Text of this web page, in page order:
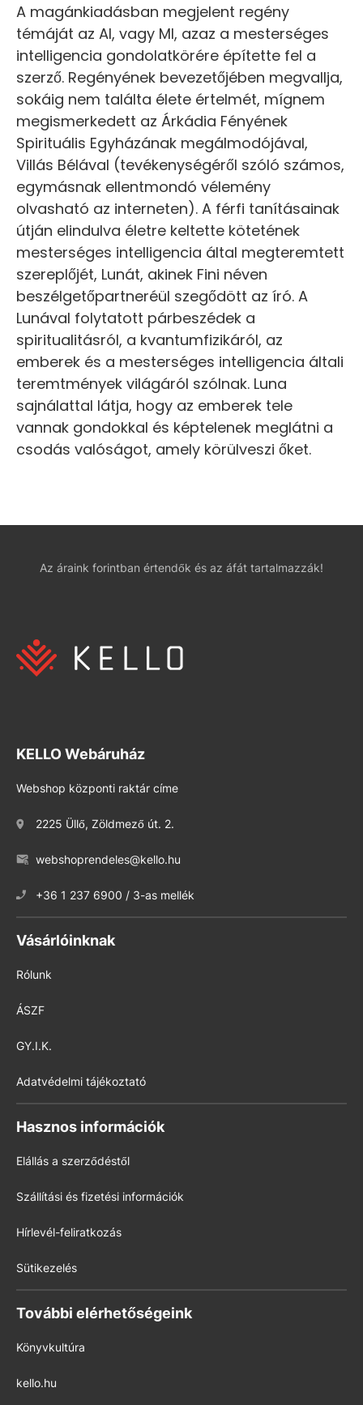
A magánkiadásban megjelent regény
témáját az AI, vagy MI, azaz a mesterséges
intelligencia gondolatkörére építette fel a
szerző. Regényének bevezetőjében megvallja,
sokáig nem találta élete értelmét, mígnem
megismerkedett az Árkádia Fényének
Spirituális Egyházának megálmodójával,
Villás Bélával (tevékenységéről szóló számos,
egymásnak ellentmondó vélemény
olvasható az interneten). A férfi tanításainak
útján elindulva életre keltette kötetének
mesterséges intelligencia által megteremtett
szereplőjét, Lunát, akinek Fini néven
beszélgetőpartneréül szegődött az író. A
Lunával folytatott párbeszédek a
spiritualitásról, a kvantumfizikáról, az
emberek és a mesterséges intelligencia általi
teremtmények világáról szólnak. Luna
sajnálattal látja, hogy az emberek tele
vannak gondokkal és képtelenek meglátni a
csodás valóságot, amely körülveszi őket.
Az áraink forintban értendők és az áfát tartalmazzák!
KELLO Webáruház
Webshop központi raktár címe
2225 Üllő, Zöldmező út. 2.
webshoprendeles@kello.hu
+36 1 237 6900 / 3-as mellék
Vásárlóinknak
Rólunk
ÁSZF
GY.I.K.
Adatvédelmi tájékoztató
Hasznos információk
Elállás a szerződéstől
Szállítási és fizetési információk
Hírlevél-feliratkozás
Sütikezelés
További elérhetőségeink
Könyvkultúra
kello.hu